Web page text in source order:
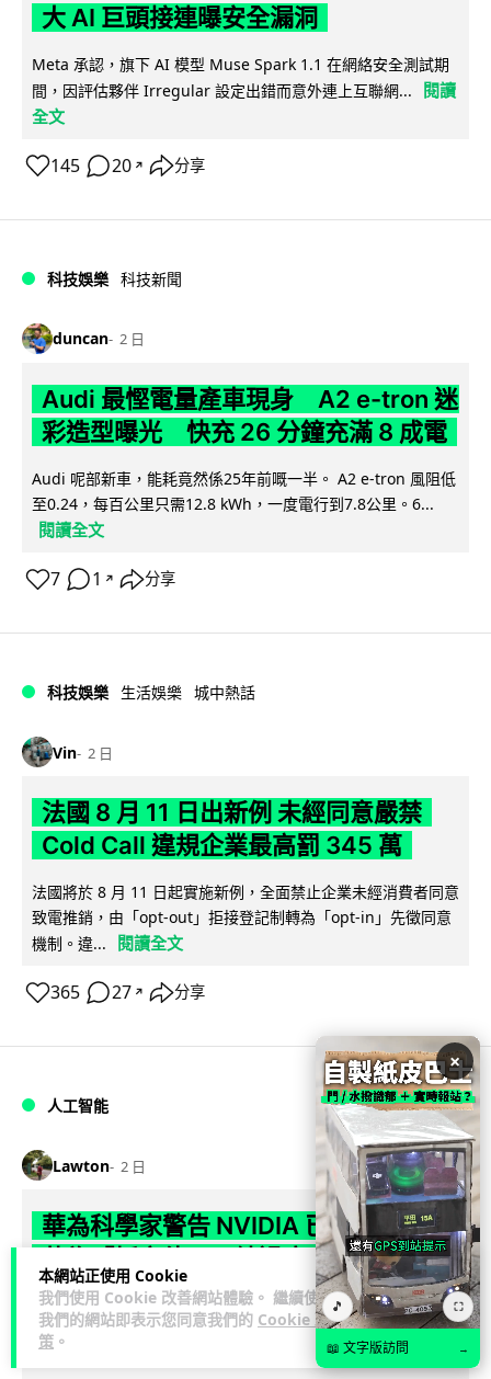
本網站正使用 Cookie
我們使用 Cookie 改善網站體驗。 繼續使用
我們的網站即表示您同意我們的 Cookie 政
策 。
大 AI 巨頭接連曝安全漏洞
Meta 承認，旗下 AI 模型 Muse Spark 1.1 在網絡安全測試期
間，因評估夥伴 Irregular 設定出錯而意外連上互聯網...
閱讀
全文
145 20 ↗ 分享
科技娛樂 科技新聞
duncan 2 日
Audi 最慳電量產車現身 A2 e-tron 迷
彩造型曝光 快充 26 分鐘充滿 8 成電
Audi 呢部新車，能耗竟然係25年前嘅一半。 A2 e-tron 風阻低
至0.24，每百公里只需12.8 kWh，一度電行到7.8公里。6...
閱讀全文
7 1 ↗ 分享
科技娛樂 生活娛樂 城中熱話
Vin 2 日
法國 8 月 11 日出新例 未經同意嚴禁
Cold Call 違規企業最高罰 345 萬
法國將於 8 月 11 日起實施新例，全面禁止企業未經消費者同意
致電推銷，由「opt-out」拒接登記制轉為「opt-in」先徵同意
機制。違...
閱讀全文
365 27 ↗ 分享
人工智能
Lawton 2 日
華為科學家警告 NVIDIA 已近物理極限
華為「韜定律」可繞過摩爾定律瓶頸
華為半導體首席科學家廖恒罕見接受近 5 小時專訪，警告
NVIDIA 等西方晶片巨頭正逼近物理極限，傳統製程升級已失經
濟效益。他同時介紹華為...
×
🎵 ⛶
📖 文字版訪問 →